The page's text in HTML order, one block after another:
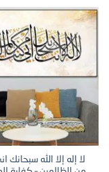
لا إله إلا الله سبحانك